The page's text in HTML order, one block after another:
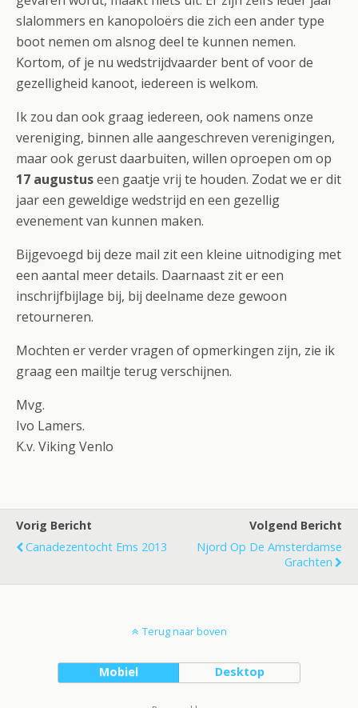
slalommers en kanopoloërs die zich een ander type
boot nemen om alsnog deel te kunnen nemen.
Kortom, of je nu wedstrijdvaarder bent of voor de
gezelligheid kanoot, iedereen is welkom.
Ik zou dan ook graag iedereen, ook namens onze
vereniging, binnen alle aangeschreven verenigingen,
maar ook gerust daarbuiten, willen oproepen om op
17 augustuseen gaatje vrij te houden. Zodat we er dit
jaar een geweldige wedstrijd en een gezellig
evenement van kunnen maken.
Bijgevoegd bij deze mail zit een kleine uitnodiging met
een aantal meer details. Daarnaast zit er een
inschrijfbijlage bij, bij deelname deze gewoon
retourneren.
Mochten er verder vragen of opmerkingen zijn, zie ik
graag een mailtje terug verschijnen.
Mvg.
Ivo Lamers.
K.v. Viking Venlo
Vorig Bericht
Canadezentocht Ems 2013
Volgend Bericht
Njord Op De Amsterdamse
Grachten
Terug naar boven
Mobiel Desktop